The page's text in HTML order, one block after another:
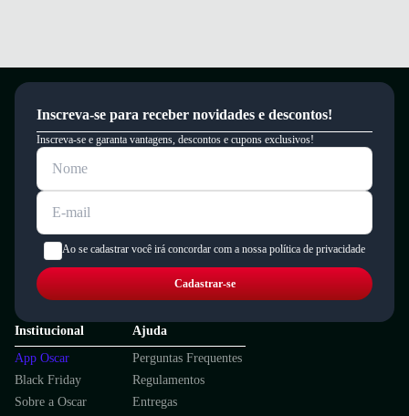
Inscreva-se para receber novidades e descontos!
Inscreva-se e garanta vantagens, descontos e cupons exclusivos!
Ao se cadastrar você irá concordar com a nossa política de privacidade
Cadastrar-se
Institucional
App Oscar
Black Friday
Sobre a Oscar
Ajuda
Perguntas Frequentes
Regulamentos
Entregas